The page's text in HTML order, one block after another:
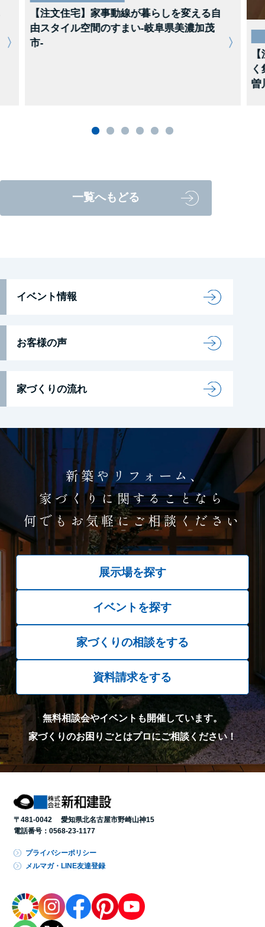
【注文住宅】家事動線が暮らしを変える自
由スタイル空間のすまい-岐阜県美濃加茂
市-
曽
一覧へもどる
イベント情報
お客様の声
家づくりの流れ
新築やリフォーム、
家づくりに関することなら
何でもお気軽にご相談ください
展示場を探す
イベントを探す
家づくりの相談をする
資料請求をする
無料相談会やイベントも開催しています。
家づくりのお困りごとはプロにご相談ください！
〒481-0042 愛知県北名古屋市野崎山神15
電話番号： 0568-23-1177
プライバシーポリシー
メルマガ・LINE友達登録